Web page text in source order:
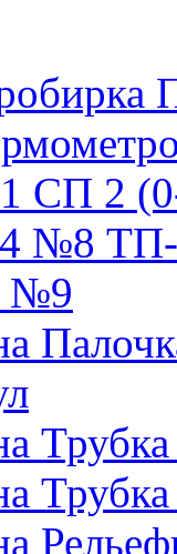
СП 2
№8 ТП-
№9